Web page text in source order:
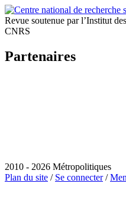
Revue soutenue par l’Institut
CNRS
Partenaires
2010 - 2026 Métropolitiques
Plan du site / Se connecter/